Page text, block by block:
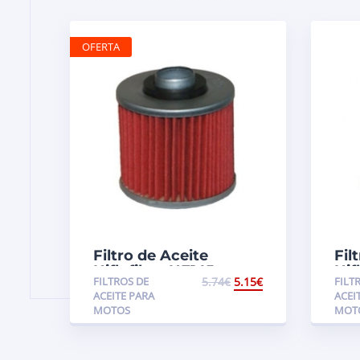
Filtro de Aceite
Hiflofiltro HF145
Aprilia / Yamaha
FILTROS DE
ACEITE PARA
MOTOS
5.74€ 5.15€
OFERTA